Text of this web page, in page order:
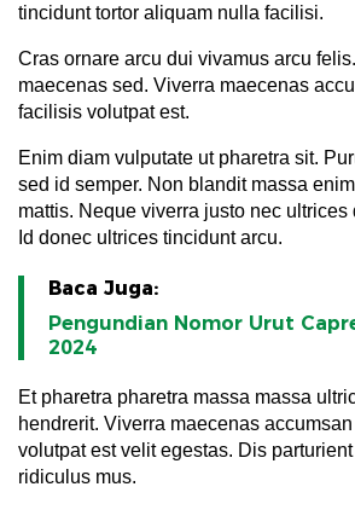
tincidunt tortor aliquam nulla facilisi.
Cras ornare arcu dui vivamus arcu
maecenas sed. Viverra maecenas
facilisis volutpat est.
Enim diam vulputate ut pharetra sit.
sed id semper. Non blandit massa
mattis. Neque viverra justo nec ultrices
Id donec ultrices tincidunt arcu.
Baca Juga:
Pengundian Nomor Urut
2024
Et pharetra pharetra massa massa
hendrerit. Viverra maecenas
volutpat est velit egestas. Dis
ridiculus mus.